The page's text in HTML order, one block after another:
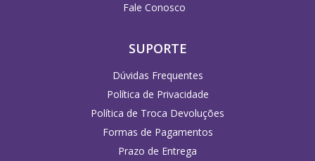
Fale Conosco
SUPORTE
Dúvidas Frequentes
Política de Privacidade
Política de Troca Devoluções
Formas de Pagamentos
Prazo de Entrega